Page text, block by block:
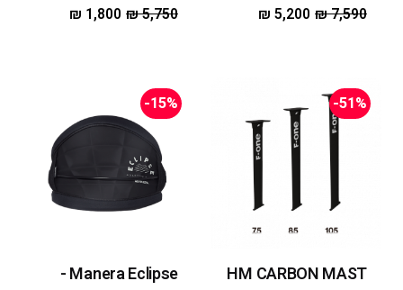
₪7,590
₪ 5,200
₪5,750
₪ 1,800
-51%
HM CARBON MAST
-15%
Manera Eclipse -